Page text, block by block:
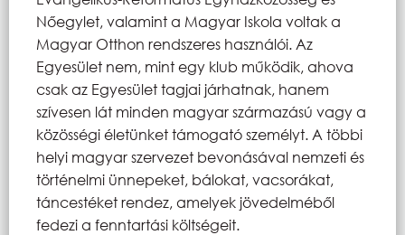
Nőegylet, valamint a Magyar Iskola voltak a
Magyar Otthon rendszeres használói. Az
Egyesület nem, mint egy klub működik, ahova
csak az Egyesület tagjai járhatnak, hanem
szívesen lát minden magyar származású vagy a
közösségi életünket támogató személyt. A többi
helyi magyar szervezet bevonásával nemzeti és
történelmi ünnepeket, bálokat, vacsorákat,
táncestéket rendez, amelyek jövedelméből
fedezi a fenntartási költségeit.